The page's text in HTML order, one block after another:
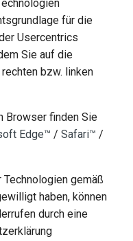
für die
Usercentrics
Sie auf die
bzw. linken
Browser finden Sie
Edge™ / Safari™ /
gemäß
haben, können
durch eine